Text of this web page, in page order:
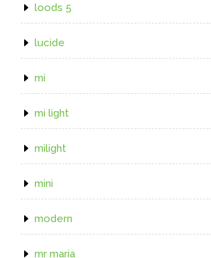
loods 5
lucide
mi
mi light
milight
mini
modern
mr maria